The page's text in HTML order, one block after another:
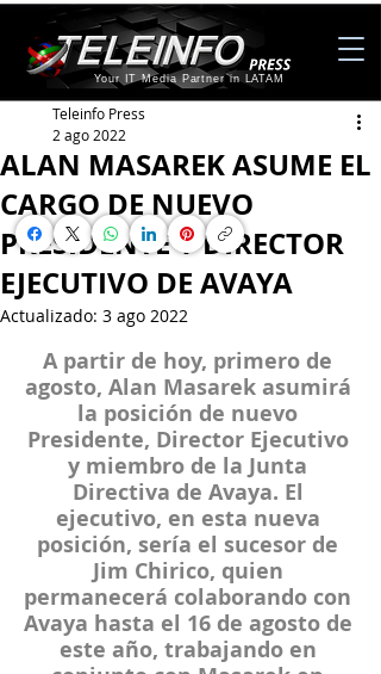
Your IT Media Partner in LATAM
ALAN MASAREK ASUME EL
CARGO DE NUEVO
PRESIDENTE Y DIRECTOR
EJECUTIVO DE AVAYA
Teleinfo Press
2 ago 2022
Actualizado: 3 ago 2022
A partir de hoy, primero de
agosto, Alan Masarek asumirá
la posición de nuevo
Presidente, Director Ejecutivo
y miembro de la Junta
Directiva de Avaya. El
ejecutivo, en esta nueva
posición, sería el sucesor de
Jim Chirico, quien
permanecerá colaborando con
Avaya hasta el 16 de agosto de
este año, trabajando en